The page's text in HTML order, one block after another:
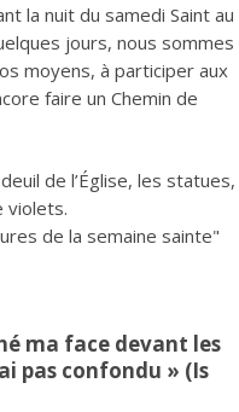
la nuit du samedi Saint au
jours, nous sommes
moyens, à participer aux
faire un Chemin de
de l’Église, les statues,
violets.
de la semaine sainte"
ma face devant les
pas confondu » (Is